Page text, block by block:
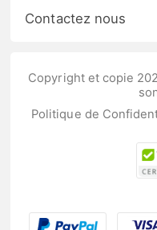
Contactez nous
Copyright et copie
Politique de